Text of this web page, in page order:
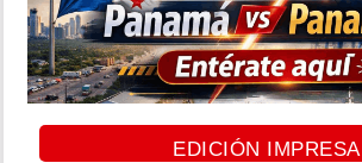
EDICIÓN IMPRESA